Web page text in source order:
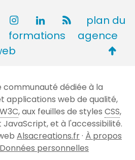
plan du
formations
agence
de
page
dédiée à la
applications web de qualité,
W3C, aux feuilles de styles CSS,
JavaScript, et à l'accessibilité.
Alsacreations.fr· À propos
Données personnelles